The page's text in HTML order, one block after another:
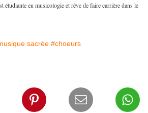
étudiante en musicologie et rêve de faire carrière dans le
sacrée #choeurs